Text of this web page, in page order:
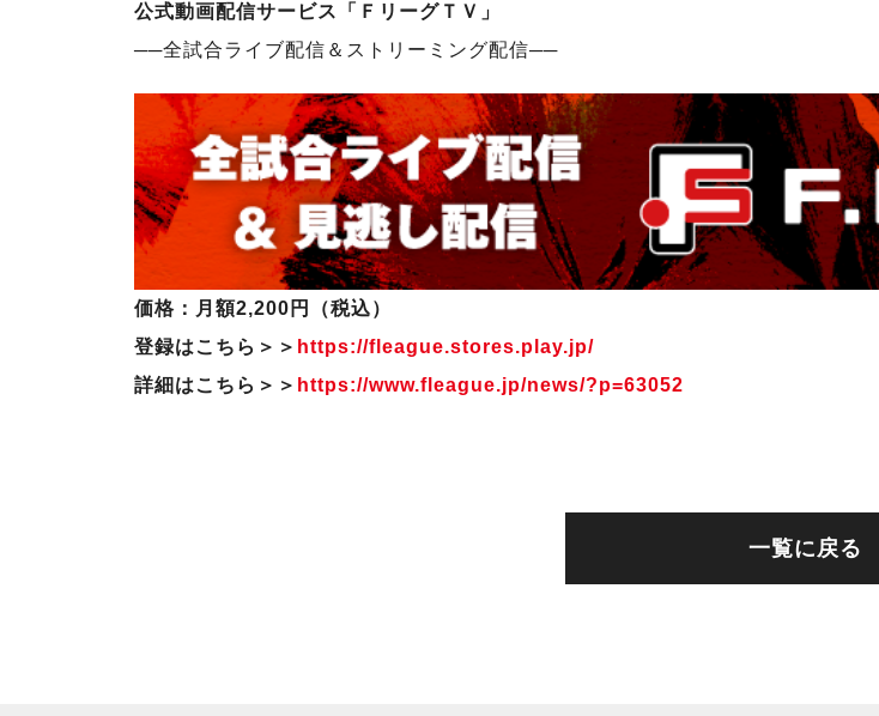
公式動画配信サービス「ＦリーグＴＶ」
──全試合ライブ配信＆ストリーミング配信──
価格：月額2,200円（税込）
登録はこちら＞＞ https://fleague.stores.play.jp/
詳細はこちら＞＞ https://www.fleague.jp/news/?p=63052
一覧に戻る